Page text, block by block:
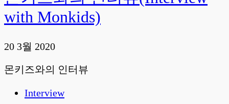
with Monkids)
20 3월 2020
몬키즈와의 인터뷰
Interview